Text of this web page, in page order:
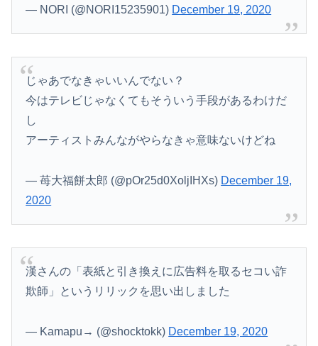
Powered by livedoor 相互RSS
— NORI (@NORI15235901) December 19, 2020
じゃあでなきゃいいんでない？
今はテレビじゃなくてもそういう手段があるわけだ
し
アーティストみんながやらなきゃ意味ないけどね
— 苺大福餅太郎 (@pOr25d0XoljIHXs) December 19,
2020
漢さんの「表紙と引き換えに広告料を取るセコい詐
欺師」というリリックを思い出しました
— Kamapu→ (@shocktokk) December 19, 2020